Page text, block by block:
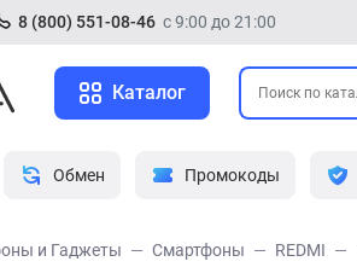
8 (800) 551-08-46 с 9:00 до 21:00
Каталог
Обмен Промокоды
и Гаджеты Смартфоны REDMI